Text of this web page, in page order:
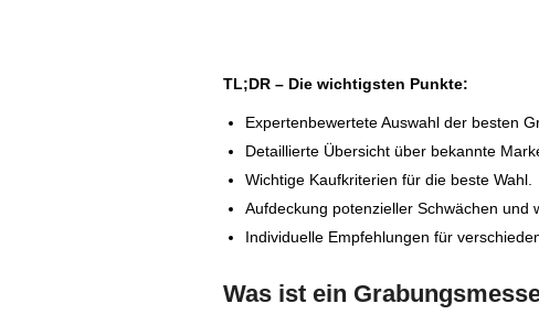
TL;DR – Die wichtigsten Punkte:
Expertenbewertete Auswahl der besten
Detaillierte Übersicht über bekannte
Wichtige Kaufkriterien für die beste Wahl.
Aufdeckung potenzieller Schwächen und
Individuelle Empfehlungen für
Was ist ein